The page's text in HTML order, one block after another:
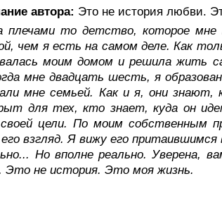
автора: Это не история любви.
плечами то детство, которое
чем я есть на самом деле. Как
моим домом и решила жить
мне двадцать шесть, я
мне семьей. Как и я, они знают,
для тех, кто знает, куда он
своей цели. По моим
взгляд. Я вижу его
Но вполне реально. Уверена,
не история. Это моя жизнь.